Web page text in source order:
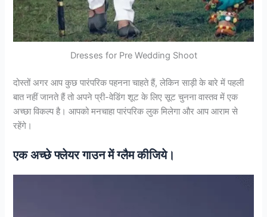
Dresses for Pre Wedding Shoot
दोस्तों अगर आप कुछ पारंपरिक पहनना चाहते हैं, लेकिन साड़ी के बारे में पहली
बात नहीं जानते हैं तो अपने प्री-वेडिंग शूट के लिए सूट चुनना वास्तव में एक
अच्छा विकल्प है। आपको मनचाहा पारंपरिक लुक मिलेगा और आप आराम से
रहेंगे।
एक अच्छे फ्लेयर गाउन में ग्लैम कीजिये।